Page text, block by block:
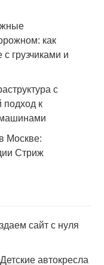
как
грузчиками и
с
подход к
Москве:
Стриж
сайт с нуля
Детские автокресла